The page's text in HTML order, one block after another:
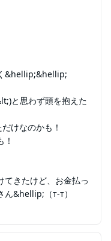
&hellip;&hellip;
と思わず頭を抱えた
けなのかも！
てきたけど、お金払っ
&hellip;（т-т）